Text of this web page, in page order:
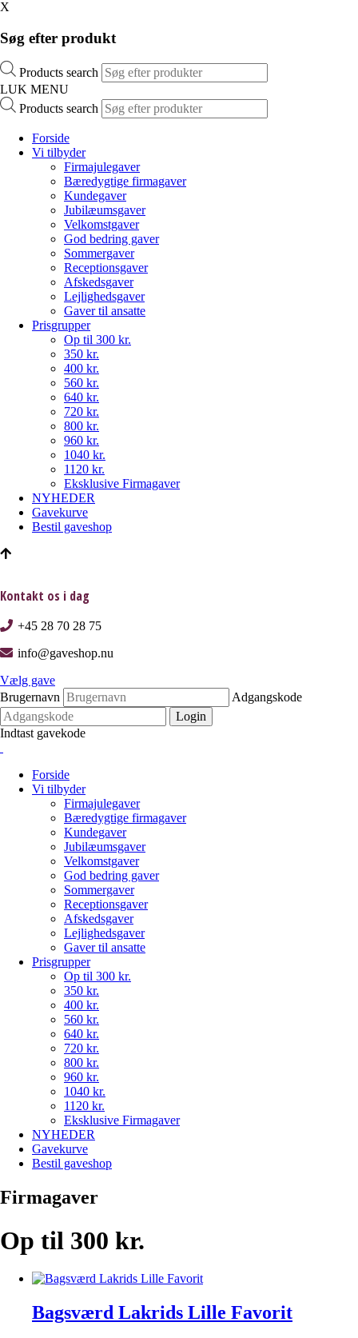
X
Søg efter produkt
Products search
LUK MENU
Products search
Forside
Vi tilbyder
Firmajulegaver
Bæredygtige firmagaver
Kundegaver
Jubilæumsgaver
Velkomstgaver
God bedring gaver
Sommergaver
Receptionsgaver
Afskedsgaver
Lejlighedsgaver
Gaver til ansatte
Prisgrupper
Op til 300 kr.
350 kr.
400 kr.
560 kr.
640 kr.
720 kr.
800 kr.
960 kr.
1040 kr.
1120 kr.
Eksklusive Firmagaver
NYHEDER
Gavekurve
Bestil gaveshop
Kontakt os i dag
+45 28 70 28 75
info@gaveshop.nu
Vælg gave
Brugernavn
Adgangskode
Login
Indtast gavekode
Forside
Vi tilbyder
Firmajulegaver
Bæredygtige firmagaver
Kundegaver
Jubilæumsgaver
Velkomstgaver
God bedring gaver
Sommergaver
Receptionsgaver
Afskedsgaver
Lejlighedsgaver
Gaver til ansatte
Prisgrupper
Op til 300 kr.
350 kr.
400 kr.
560 kr.
640 kr.
720 kr.
800 kr.
960 kr.
1040 kr.
1120 kr.
Eksklusive Firmagaver
NYHEDER
Gavekurve
Bestil gaveshop
Firmagaver
Op til 300 kr.
Bagsværd Lakrids Lille Favorit